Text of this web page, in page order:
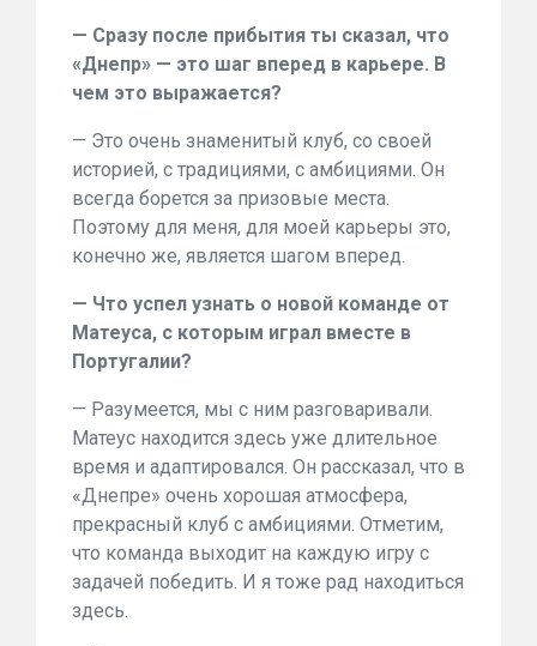
— Сразу после прибытия ты сказал, что
«Днепр» — это шаг вперед в карьере. В
чем это выражается?
— Это очень знаменитый клуб, со своей
историей, с традициями, с амбициями. Он
всегда борется за призовые места.
Поэтому для меня, для моей карьеры это,
конечно же, является шагом вперед.
— Что успел узнать о новой команде от
Матеуса, с которым играл вместе в
Португалии?
— Разумеется, мы с ним разговаривали.
Матеус находится здесь уже длительное
время и адаптировался. Он рассказал, что в
«Днепре» очень хорошая атмосфера,
прекрасный клуб с амбициями. Отметим,
что команда выходит на каждую игру с
задачей победить. И я тоже рад находиться
здесь.